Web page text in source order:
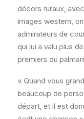
décors ruraux,
images western,
admirateurs de
qui lui a valu plus
premiers du
« Quand vous
beaucoup de
départ, et il est